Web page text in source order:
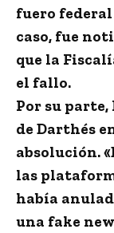
fuero federal
caso, fue
que la
el fallo.
Por su parte,
de Darthés
absolución.
las
había
una fake